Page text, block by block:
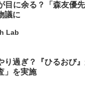
目に余る？「森友優
議に
Lab
り過ぎ？『ひるおび
」を実施